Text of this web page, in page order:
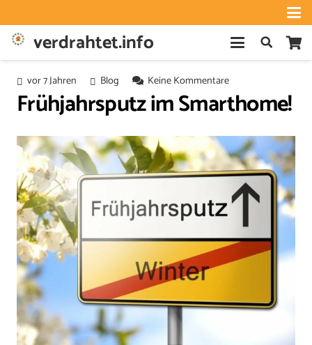
verdrahtet.info
vor 7 Jahren Blog Keine Kommentare
Frühjahrsputz im Smarthome!